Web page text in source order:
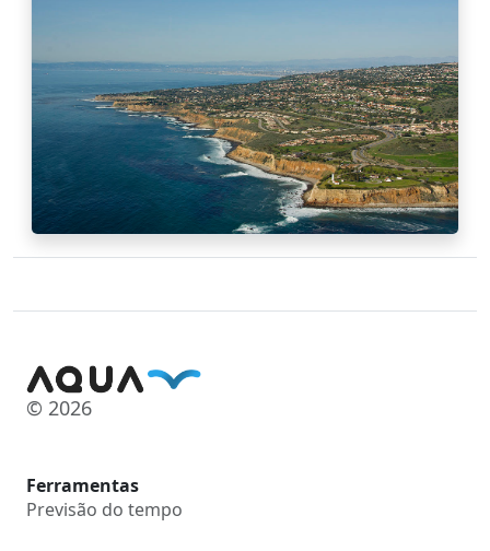
© 2026
Ferramentas
Previsão do tempo